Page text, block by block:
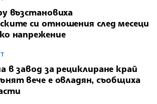
възстановиха
си отношения след месеци
напрежение
в завод за рециклиране край
вече е овладян, съобщиха